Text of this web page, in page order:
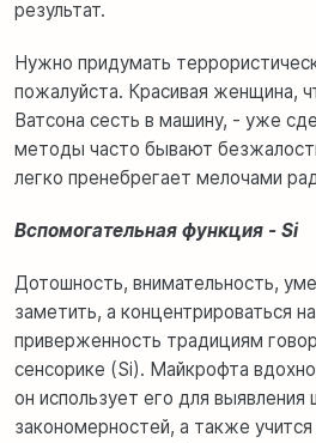
результат.
Нужно придумать
пожалуйста. Красивая женщина,
Ватсона сесть в машину, - уже
методы часто бывают
легко пренебрегает мелочами
Вспомогательная функция - Si
Дотошность, внимательность,
заметить, а концентрироваться
приверженность традициям
сенсорике (Si). Майкрофта
он использует его для выявления
закономерностей, а также